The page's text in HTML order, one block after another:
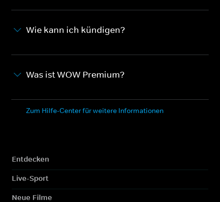
Wie kann ich kündigen?
Was ist WOW Premium?
Zum Hilfe-Center für weitere Informationen
Entdecken
Live-Sport
Neue Filme